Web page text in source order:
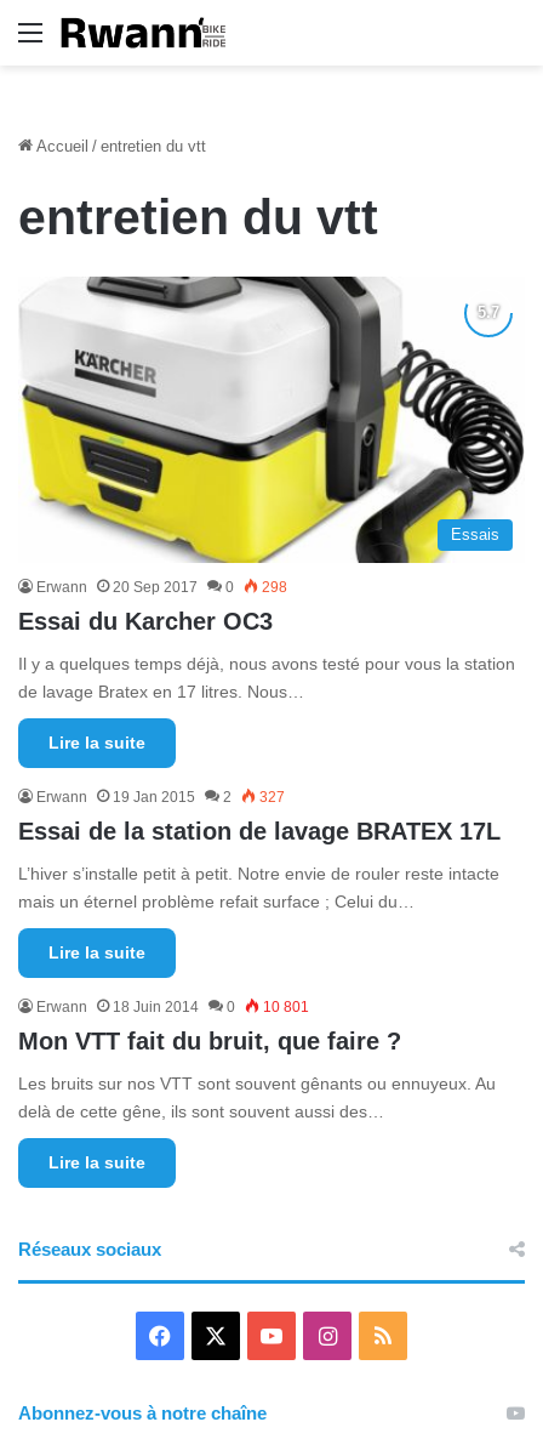
Menu
Accueil / entretien du vtt
entretien du vtt
Essais
Erwann 20 Sep 2017 0 298
Essai du Karcher OC3
Il y a quelques temps déjà, nous avons testé pour vous la station
de lavage Bratex en 17 litres. Nous…
Lire la suite
Erwann 19 Jan 2015 2 327
Essai de la station de lavage BRATEX 17L
L’hiver s’installe petit à petit. Notre envie de rouler reste intacte
mais un éternel problème refait surface ; Celui du…
Lire la suite
Erwann 18 Juin 2014 0 10 801
Mon VTT fait du bruit, que faire ?
Les bruits sur nos VTT sont souvent gênants ou ennuyeux. Au
delà de cette gêne, ils sont souvent aussi des…
Lire la suite
Réseaux sociaux
I
Abonnez-vous à notre chaîne